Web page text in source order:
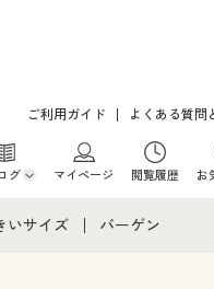
ご利用ガイド よくある質問
グ
らのご注文
マイページ 閲覧履歴 お
いサイズ バーゲン